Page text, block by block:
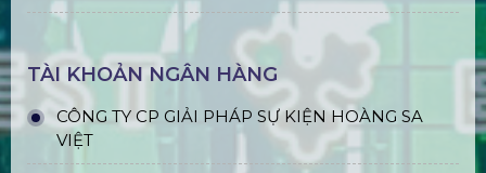
TÀI KHOẢN NGÂN HÀNG
CÔNG TY CP GIẢI PHÁP SỰ KIỆN HOÀNG SA
VIỆT